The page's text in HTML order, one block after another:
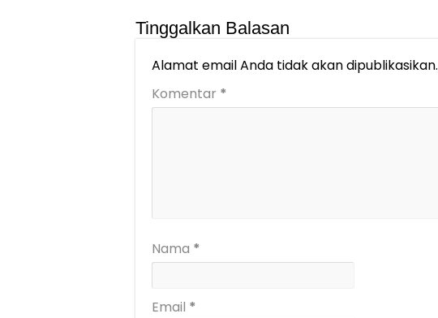
Tinggalkan Balasan
Alamat email Anda tidak akan dipublikasikan.
Komentar *
Nama *
Email *